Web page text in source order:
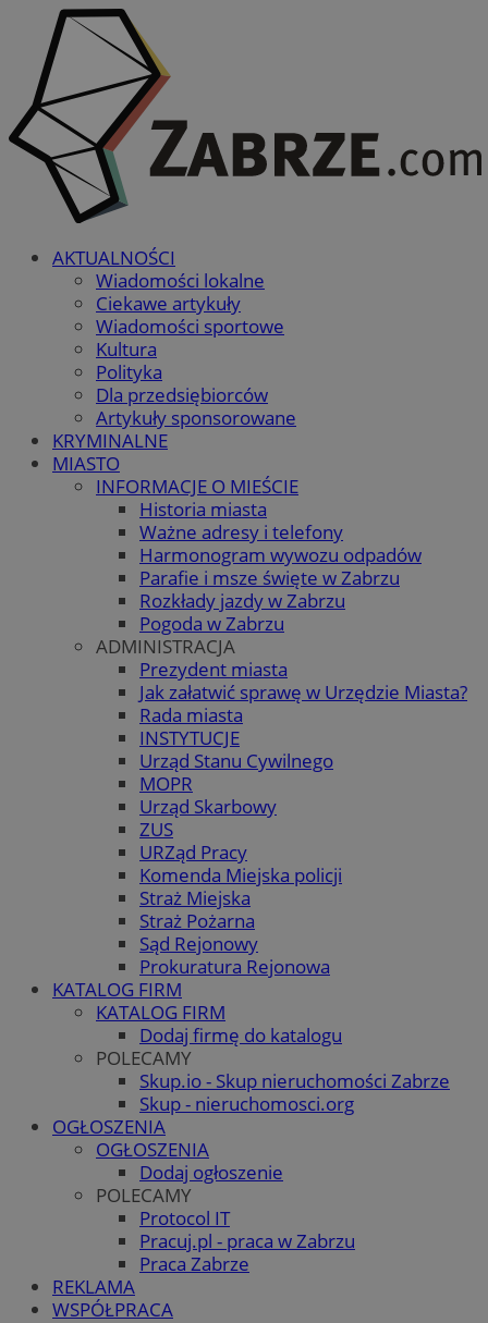
AKTUALNOŚCI
Wiadomości lokalne
Ciekawe artykuły
Wiadomości sportowe
Kultura
Polityka
Dla przedsiębiorców
Artykuły sponsorowane
KRYMINALNE
MIASTO
INFORMACJE O MIEŚCIE
Historia miasta
Ważne adresy i telefony
Harmonogram wywozu odpadów
Parafie i msze święte w Zabrzu
Rozkłady jazdy w Zabrzu
Pogoda w Zabrzu
ADMINISTRACJA
Prezydent miasta
Jak załatwić sprawę w Urzędzie Miasta?
Rada miasta
INSTYTUCJE
Urząd Stanu Cywilnego
MOPR
Urząd Skarbowy
ZUS
URZąd Pracy
Komenda Miejska policji
Straż Miejska
Straż Pożarna
Sąd Rejonowy
Prokuratura Rejonowa
KATALOG FIRM
KATALOG FIRM
Dodaj firmę do katalogu
POLECAMY
Skup.io - Skup nieruchomości Zabrze
Skup - nieruchomosci.org
OGŁOSZENIA
OGŁOSZENIA
Dodaj ogłoszenie
POLECAMY
Protocol IT
Pracuj.pl - praca w Zabrzu
Praca Zabrze
REKLAMA
WSPÓŁPRACA